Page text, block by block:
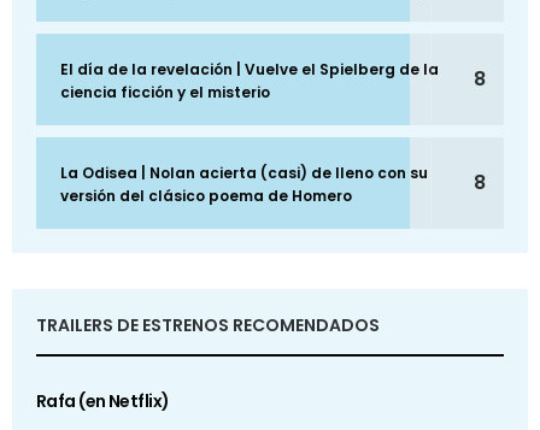
El día de la revelación | Vuelve el Spielberg de la
ciencia ficción y el misterio
8
La Odisea | Nolan acierta (casi) de lleno con su
versión del clásico poema de Homero
8
TRAILERS DE ESTRENOS RECOMENDADOS
Rafa (en Netflix)